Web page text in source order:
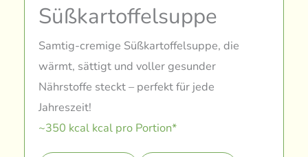
Süßkartoffelsuppe
Samtig-cremige Süßkartoffelsuppe, die
wärmt, sättigt und voller gesunder
Nährstoffe steckt – perfekt für jede
Jahreszeit!
~350 kcal kcal pro Portion*